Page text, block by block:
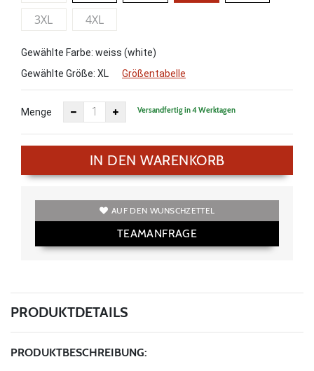
3XL
4XL
Gewählte Farbe: weiss (white)
Gewählte Größe: XL Größentabelle
Menge Versandfertig in 4 Werktagen
IN DEN WARENKORB
AUF DEN WUNSCHZETTEL
TEAMANFRAGE
PRODUKTDETAILS
PRODUKTBESCHREIBUNG: